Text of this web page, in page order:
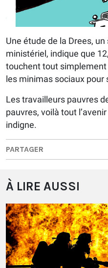
Une étude de la Drees,
ministériel, indique que
touchent tout simplement
les minimas sociaux pour
Les travailleurs pauvres
pauvres, voilà tout
indigne.
PARTAGER
À LIRE AUSSI